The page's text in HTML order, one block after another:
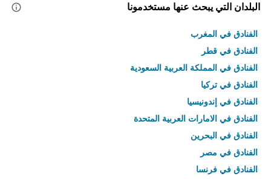
البلدان التي يبحث عنها مستخدمونا
الفنادق في المغرب
الفنادق في قطر
الفنادق في المملكة العربية السعودية
الفنادق في تركيا
الفنادق في إندونيسيا
الفنادق في الامارات العربية المتحدة
الفنادق في البحرين
الفنادق في مصر
الفنادق في فرنسا